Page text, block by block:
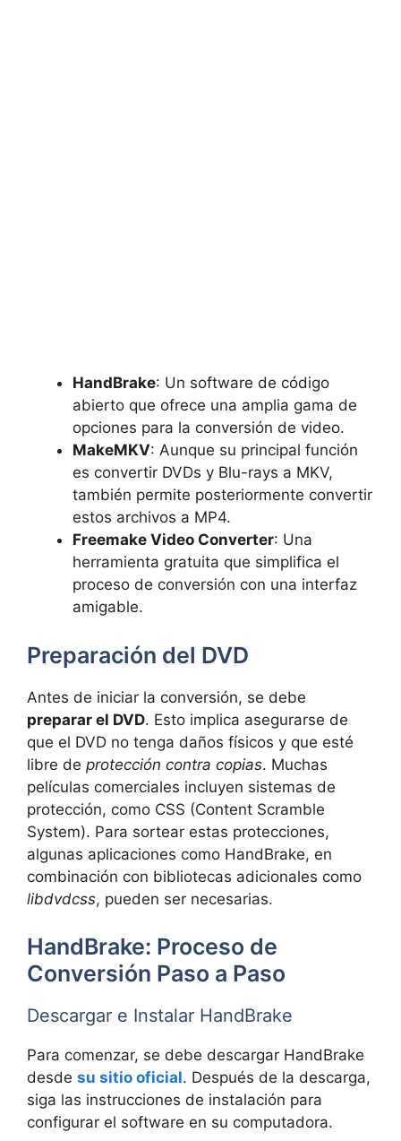
HandBrake: Un software de código
abierto que ofrece una amplia gama de
opciones para la conversión de video.
MakeMKV: Aunque su principal función
es convertir DVDs y Blu-rays a MKV,
también permite posteriormente convertir
estos archivos a MP4.
Freemake Video Converter: Una
herramienta gratuita que simplifica el
proceso de conversión con una interfaz
amigable.
Preparación del DVD
Antes de iniciar la conversión, se debe
preparar el DVD. Esto implica asegurarse de
que el DVD no tenga daños físicos y que esté
libre de protección contra copias. Muchas
películas comerciales incluyen sistemas de
protección, como CSS (Content Scramble
System). Para sortear estas protecciones,
algunas aplicaciones como HandBrake, en
combinación con bibliotecas adicionales como
libdvdcss, pueden ser necesarias.
HandBrake: Proceso de
Conversión Paso a Paso
Descargar e Instalar HandBrake
Para comenzar, se debe descargar HandBrake
desde su sitio oficial. Después de la descarga,
siga las instrucciones de instalación para
configurar el software en su computadora.